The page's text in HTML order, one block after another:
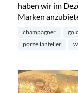
haben wir im
Marken
champagner
porzellanteller